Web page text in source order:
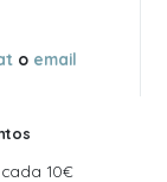
o email
10€